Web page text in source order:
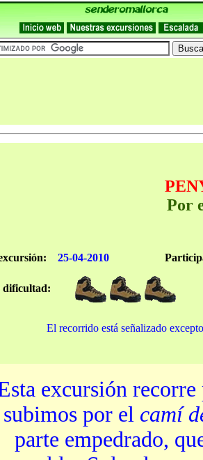
Por
25-04-2010
dificultad:
El recorrido está señalizado
excursión
subimos por el camí
parte empedrado,